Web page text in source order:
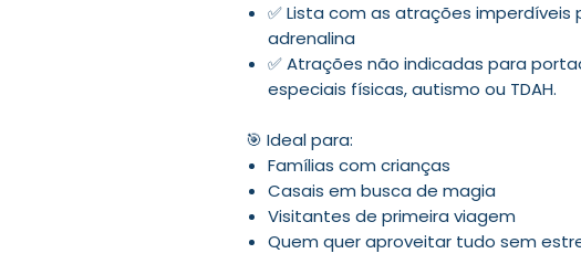
✅ Lista com as atrações
adrenalina
✅ Atrações não indicadas para
especiais físicas, autismo ou TDAH.
🎯 Ideal para:
Famílias com crianças
Casais em busca de magia
Visitantes de primeira viagem
Quem quer aproveitar tudo sem